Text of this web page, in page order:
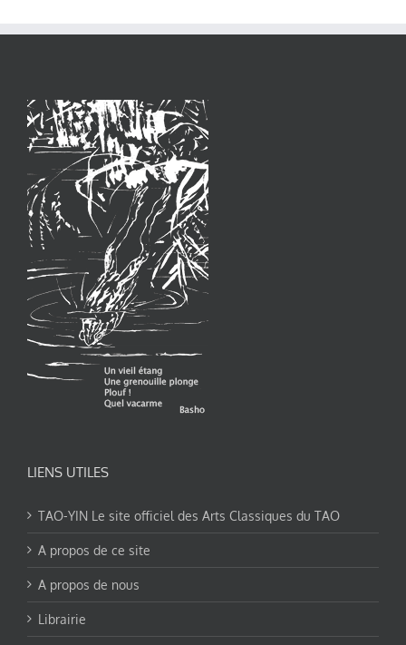
LIENS UTILES
TAO-YIN Le site officiel des Arts Classiques du TAO
A propos de ce site
A propos de nous
Librairie